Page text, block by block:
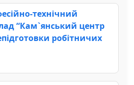
технічний
“Кам`янський центр
робітничих